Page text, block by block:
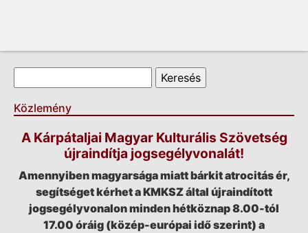
Keresés űrlap
Keresés
Közlemény
A Kárpátaljai Magyar Kulturális Szövetség
újraindítja jogsegélyvonalát!
Amennyiben magyarsága miatt bárkit atrocitás ér,
segítséget kérhet a KMKSZ által újraindított
jogsegélyvonalon minden hétköznap 8.00-tól
17.00 óráig (közép-európai idő szerint) a